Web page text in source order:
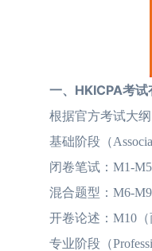
一、HKICPA考试
根据官方考试大纲
基础阶段（
闭卷笔试：M1-M5
混合题型：M6-M9
开卷论述：M10（商
专业阶段（